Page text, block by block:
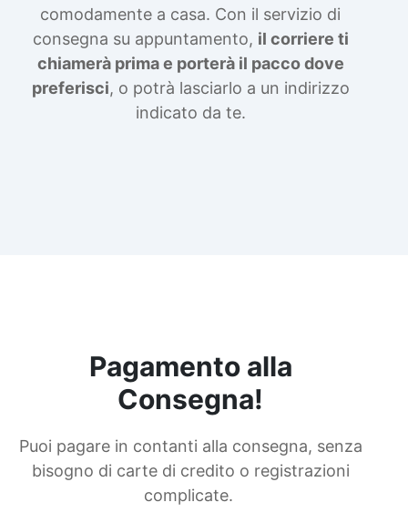
comodamente a casa. Con il servizio di
consegna su appuntamento, il corriere ti
chiamerà prima e porterà il pacco dove
preferisci, o potrà lasciarlo a un indirizzo
indicato da te.
Pagamento alla
Consegna!
Puoi pagare in contanti alla consegna, senza
bisogno di carte di credito o registrazioni
complicate.